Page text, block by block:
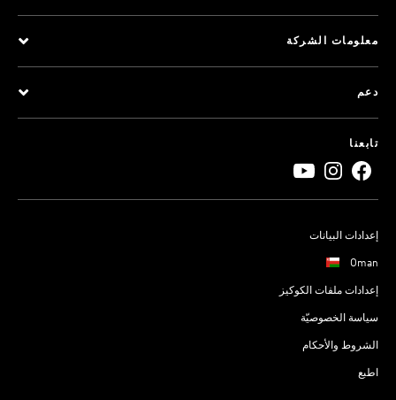
معلومات الشركة
دعم
تابعنا
إعدادات البيانات
Oman
إعدادات ملفات الكوكيز
سياسة الخصوصيّة
الشروط والأحكام
اطبع